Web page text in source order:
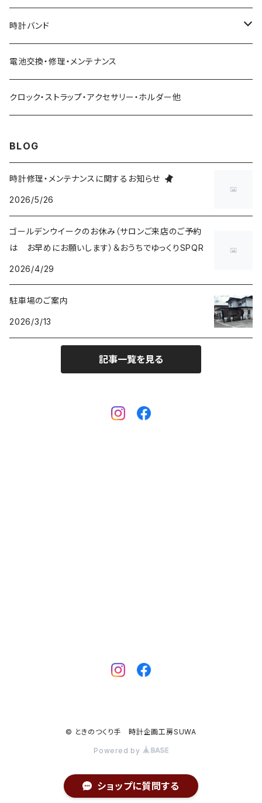
限定モデル
urushi kiso 機械式
中仙道モデル
手巻腕時計 THE SPQR
限定モデル
五十嵐威暢デザイン
手巻提げ SUPERIORE（スーペリオーレ）
Ventuno pr-nc パワーリザーブノンカレ
Ventuno ss スモールセコンド
Ventuno st ストレート
Ventuno fs
Ubud 機械式
自動巻デイデイト Ventuno dd
earth watch
OUTLET
限定モデル
藤原和博プロデュース（限定）
定番クオーツ
masterpiece dd
Ubud クオーツ
eki watch
sapporo star watch
DUAL TIME 12+24
提げ時計
NURSE WATCH（ナースウオッチ）
TASCHETTA（タスケッタ）
PULSE WATCH（パルスウオッチ）
POCKET CHRONO（ポケットクロノ）
Da Vinch（ダ・ヴィンチ）
時計バンド
クロコダイル（20・18・17・14mm）
SOMESレザー・シート革（20・18・17・14ｍｍ）
手巻・漆機械式・有田焼機械式用（20mm）
arita ism ss・urushi ss（20mm）
マスターピース用（18ｍｍ）
eki ・starwatch37用（20mm）
電池交換・修理・メンテナンス
クロック・ストラップ・アクセサリー・ホルダー他
BLOG
時計修理・メンテナンスに関するお知らせ
2026/5/26
ゴールデンウイークのお休み（サロンご来店のご予約
は お早めにお願いします）＆おうちでゆっくりSPQR
2026/4/29
駐車場のご案内
2026/3/13
記事一覧を見る
© ときのつくり手 時計企画工房SUWA
Powered by
ショップに質問する